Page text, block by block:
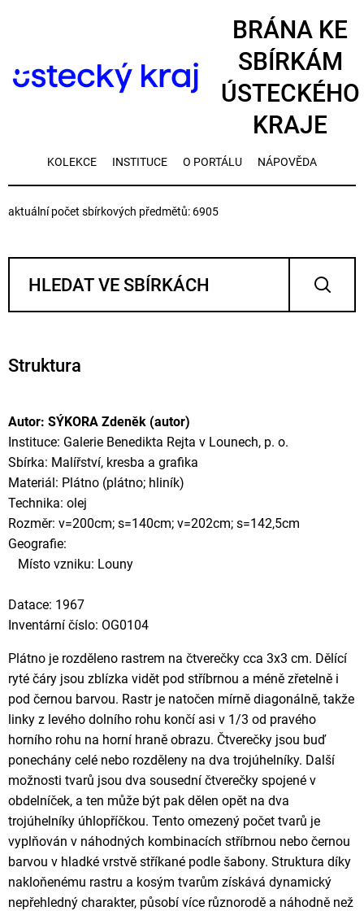
BRÁNA KE
SBÍRKÁM
ÚSTECKÉHO
KRAJE
KOLEKCE INSTITUCE O PORTÁLU NÁPOVĚDA
aktuální počet sbírkových předmětů: 6905
Struktura
Autor: SÝKORA Zdeněk (autor)
Instituce: Galerie Benedikta Rejta v Lounech, p. o.
Sbírka: Malířství, kresba a grafika
Materiál: Plátno (plátno; hliník)
Technika: olej
Rozměr: v=200cm; s=140cm; v=202cm; s=142,5cm
Geografie:
Místo vzniku: Louny
Datace: 1967
Inventární číslo: OG0104
Plátno je rozděleno rastrem na čtverečky cca 3x3 cm. Dělící
ryté čáry jsou zblízka vidět pod stříbrnou a méně zřetelně i
pod černou barvou. Rastr je natočen mírně diagonálně, takže
linky z levého dolního rohu končí asi v 1/3 od pravého
horního rohu na horní hraně obrazu. Čtverečky jsou buď
ponechány celé nebo rozděleny na dva trojúhelníky. Další
možnosti tvarů jsou dva sousední čtverečky spojené v
obdelníček, a ten může být pak dělen opět na dva
trojúhelníky úhlopříčkou. Tento omezený počet tvarů je
vyplňován v náhodných kombinacích stříbrnou nebo černou
barvou v hladké vrstvě stříkané podle šabony. Struktura díky
nakloňenému rastru a kosým tvarům získává dynamický
nepřehledný charakter, působí více různorodě a náhodně než